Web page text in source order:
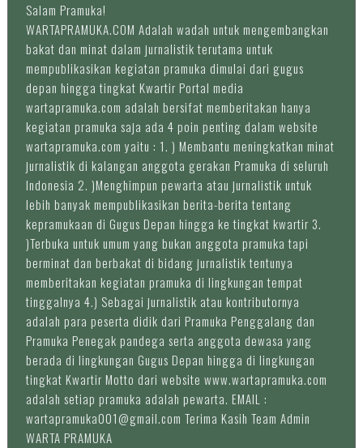
Salam Pramuka!
WARTAPRAMUKA.COM Adalah wadah untuk mengembangkan
bakat dan minat dalam jurnalistik terutama untuk
mempublikasikan kegiatan pramuka dimulai dari gugus
depan hingga tingkat Kwartir Portal media
wartapramuka.com adalah bersifat memberitakan hanya
kegiatan pramuka saja ada 4 poin penting dalam website
wartapramuka.com yaitu : 1. ) Membantu meningkatkan minat
jurnalistik di kalangan anggota gerakan Pramuka di seluruh
Indonesia 2. )Menghimpun pewarta atau jurnalistik untuk
lebih banyak mempublikasikan berita-berita tentang
kepramukaan di Gugus Depan hingga ke tingkat kwartir 3.
)Terbuka untuk umum yang bukan anggota pramuka tapi
berminat dan berbakat di bidang jurnalistik tentunya
memberitakan kegiatan pramuka di lingkungan tempat
tinggalnya 4.) Sebagai jurnalistik atau kontributornya
adalah para peserta didik dari Pramuka Penggalang dan
Pramuka Penegak pandega serta anggota dewasa yang
berada di lingkungan Gugus Depan hingga di lingkungan
tingkat Kwartir Motto dari website www.wartapramuka.com
adalah setiap pramuka adalah pewarta. EMAIL :
wartapramuka001@gmail.com Terima Kasih Team Admin
WARTA PRAMUKA